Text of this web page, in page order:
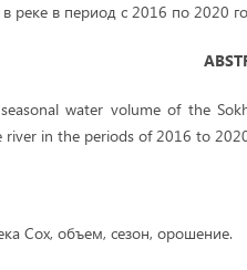
реке в период с 2016 по 2020
water volume of the
in the periods of 2016 to
Сох, объем, сезон, орошение.